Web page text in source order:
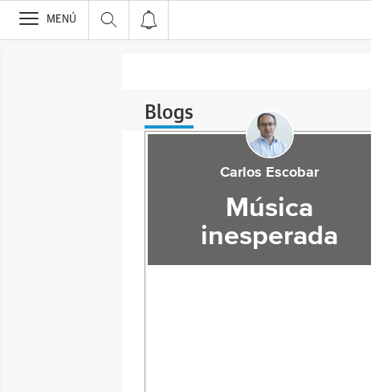
>
MENÚ
Blogs
Carlos Escobar
Música
inesperada